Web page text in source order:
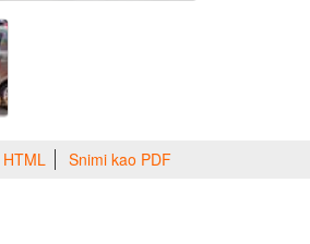
Snimi kao PDF